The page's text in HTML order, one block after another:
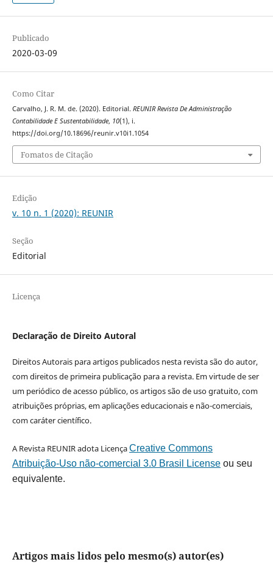
Publicado
2020-03-09
Como Citar
Carvalho, J. R. M. de. (2020). Editorial. REUNIR Revista De Administração
Contabilidade E Sustentabilidade, 10(1), i.
https://doi.org/10.18696/reunir.v10i1.1054
Fomatos de Citação
Edição
v. 10 n. 1 (2020): REUNIR
Seção
Editorial
Licença
Declaração de Direito Autoral
Direitos Autorais para artigos publicados nesta revista são do autor,
com direitos de primeira publicação para a revista. Em virtude de ser
um periódico de acesso público, os artigos são de uso gratuito, com
atribuições próprias, em aplicações educacionais e não-comerciais,
com caráter científico.
A Revista REUNIR adota LicençaCreative Commons
Atribuição-Uso não-comercial 3.0 Brasil Licenseou seu
equivalente.
Artigos mais lidos pelo mesmo(s) autor(es)